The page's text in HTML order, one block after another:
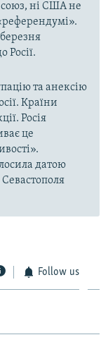
союз, ні США не
Росії.
та анексію
Країни
Росія
це
датою
Follow us